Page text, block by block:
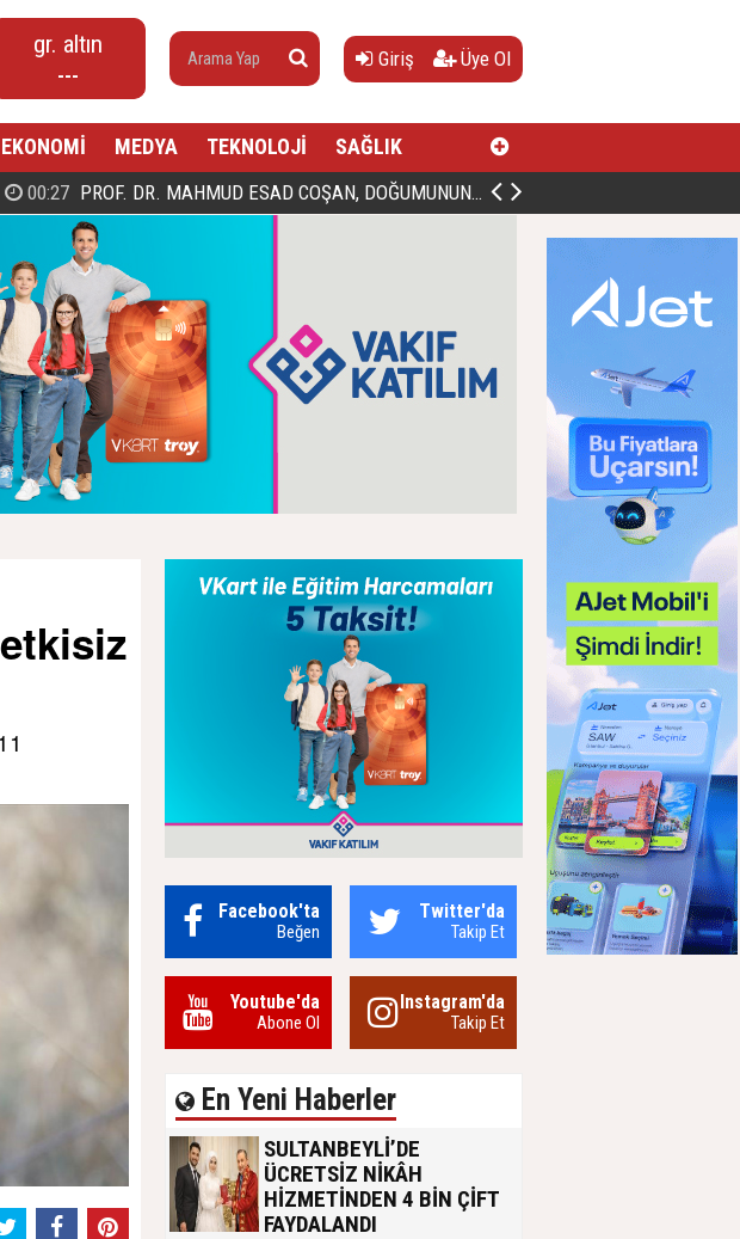
gr. altın
---
Giriş Üye Ol
EKONOMİ MEDYA TEKNOLOJİ SAĞLIK
00:27 PROF. DR. MAHMUD ESAD COŞAN, DOĞUMUNUN HİCRÎ 91. YILINDA ELAZIĞ'DA YÂD EDİLECEK
Facebook'ta
Beğen
Twitter'da
Takip Et
Youtube'da
Abone Ol
Instagram'da
Takip Et
En Yeni Haberler
SULTANBEYLİ’DE
ÜCRETSİZ NİKÂH
HİZMETİNDEN 4 BİN ÇİFT
FAYDALANDI